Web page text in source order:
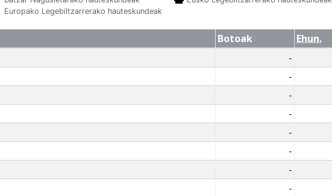
Europako Legebiltzarrerako hauteskundeak
Botoak Ehun.
-
-
-
-
-
-
-
-